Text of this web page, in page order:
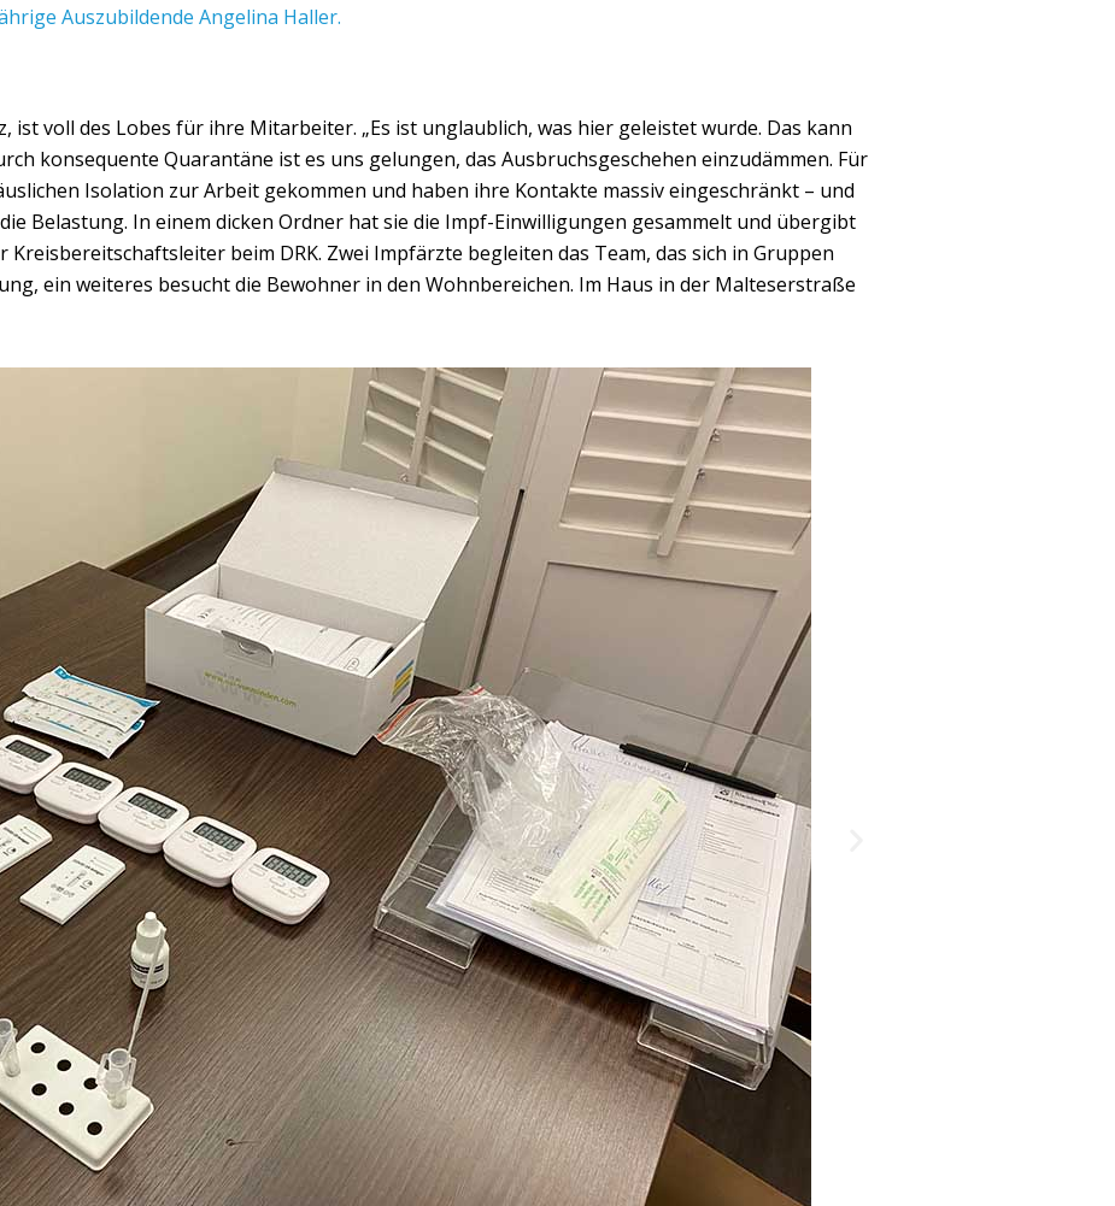
Auszubildende Angelina Haller.
ist voll des Lobes für ihre Mitarbeiter. „Es ist unglaublich, was hier geleistet wurde. Das kann
konsequente Quarantäne ist es uns gelungen, das Ausbruchsgeschehen einzudämmen. Für
Isolation zur Arbeit gekommen und haben ihre Kontakte massiv eingeschränkt – und
Belastung. In einem dicken Ordner hat sie die Impf-Einwilligungen gesammelt und übergibt
beim DRK. Zwei Impfärzte begleiten das Team, das sich in Gruppen
ein weiteres besucht die Bewohner in den Wohnbereichen. Im Haus in der Malteserstraße